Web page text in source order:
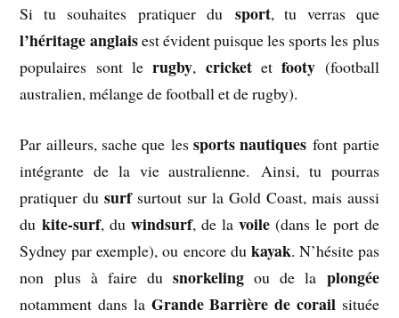
Si tu souhaites pratiquer du sport, tu verras que
l’héritage anglaisest évident puisque les sports les plus
populaires sont lerugby, cricketetfooty (football
australien, mélange de football et de rugby).
Par ailleurs, sache que lessports nautiques font partie
intégrante de la vie australienne. Ainsi, tu pourras
pratiquer dusurfsurtout sur la Gold Coast, mais aussi
du kite-surf, du windsurf, de lavoile (dans le port de
Sydney par exemple), ou encore du kayak. N’hésite pas
non plus à faire dusnorkeling ou de la plongée
notamment dans la Grande Barrière de corail située